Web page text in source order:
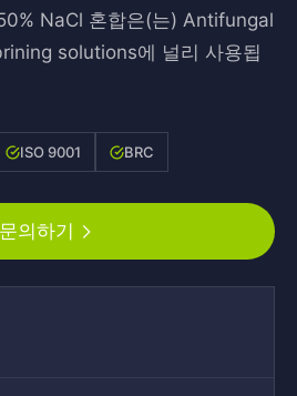
NaCl 혼합은(는) Antifungal
solutions에 널리 사용됩
ISO 9001 BRC
문의하기